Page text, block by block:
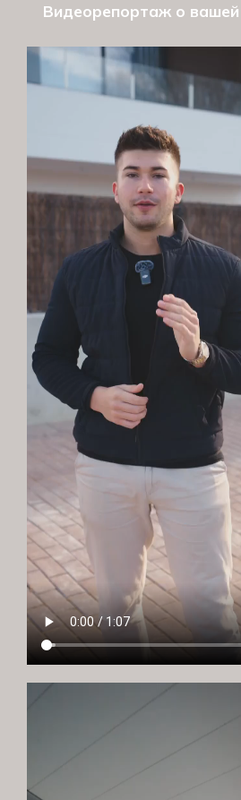
Видеорепортаж о